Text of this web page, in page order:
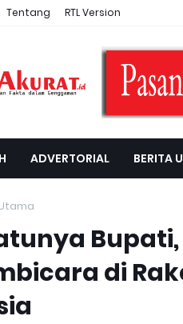
Tentang RTL Version
ADVERTORIAL BERITA
di